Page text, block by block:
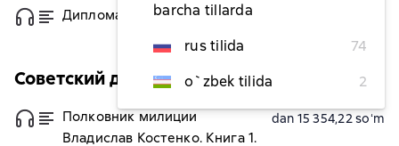
barcha tillarda
rus tilida
74
o`zbek tilida
2
Дипломатический агент
Советский детектив (ИДДК)
Полковник милиции
Владислав Костенко. Книга 1.
dan 15 354,22 soʻm